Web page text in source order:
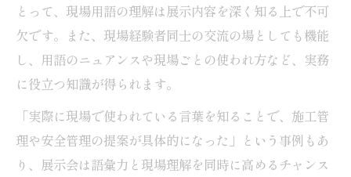
とって、現場用語の理解は展示内容を深く知る上で不可
欠です。また、現場経験者同士の交流の場としても機能
し、用語のニュアンスや現場ごとの使われ方など、実務
に役立つ知識が得られます。
「実際に現場で使われている言葉を知ることで、施工管
理や安全管理の提案が具体的になった」という事例もあ
り、展示会は語彙力と現場理解を同時に高めるチャンス